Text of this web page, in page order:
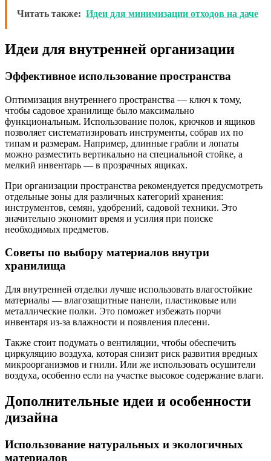
Читать также: Идеи для минимизации отходов на даче
Идеи для внутренней организации
Эффективное использование пространства
Оптимизация внутреннего пространства — ключ к тому,
чтобы садовое хранилище было максимально
функциональным. Использование полок, крючков и ящиков
позволяет систематизировать инструменты, собрав их по
типам и размерам. Например, длинные грабли и лопаты
можно разместить вертикально на специальной стойке, а
мелкий инвентарь — в прозрачных ящиках.
При организации пространства рекомендуется предусмотреть
отдельные зоны для различных категорий хранения:
инструментов, семян, удобрений, садовой техники. Это
значительно экономит время и усилия при поиске
необходимых предметов.
Советы по выбору материалов внутри
хранилища
Для внутренней отделки лучше использовать влагостойкие
материалы — влагозащитные панели, пластиковые или
металлические полки. Это поможет избежать порчи
инвентаря из-за влажности и появления плесени.
Также стоит подумать о вентиляции, чтобы обеспечить
циркуляцию воздуха, которая снизит риск развития вредных
микроорганизмов и гнили. Или же использовать осушители
воздуха, особенно если на участке высокое содержание влаги.
Дополнительные идеи и особенности
дизайна
Использование натуральных и экологичных
материалов